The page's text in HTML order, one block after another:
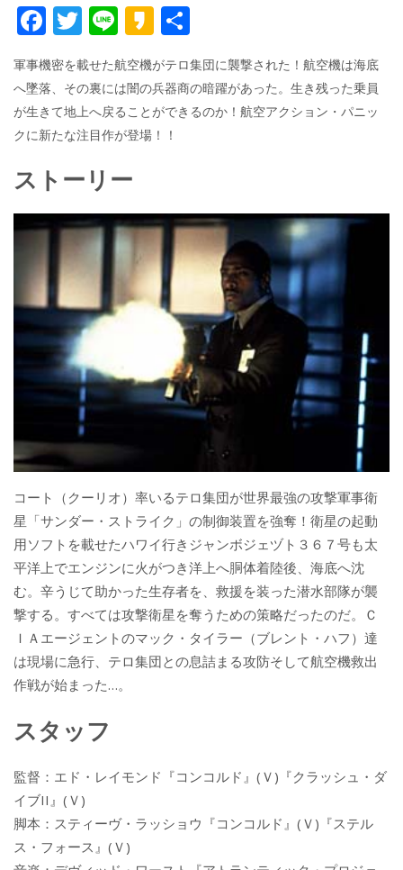
F
ac
e
b
o
o
k
T
w
itt
er
Li
n
e
K
a
k
a
o
有
軍事機密を載せた航空機がテロ集団に襲撃された！航空機は海底
へ墜落、その裏には闇の兵器商の暗躍があった。生き残った乗員
が生きて地上へ戻ることができるのか！航空アクション・パニッ
クに新たな注目作が登場！！
ストーリー
コート（クーリオ）率いるテロ集団が世界最強の攻撃軍事衛
星「サンダー・ストライク」の制御装置を強奪！衛星の起動
用ソフトを載せたハワイ行きジャンボジェヅト３６７号も太
平洋上でエンジンに火がつき洋上へ胴体着陸後、海底へ沈
む。辛うじて助かった生存者を、救援を装った潜水部隊が襲
撃する。すべては攻撃衛星を奪うための策略だったのだ。Ｃ
ＩＡエージェントのマック・タイラー（ブレント・ハフ）達
は現場に急行、テロ集団との息詰まる攻防そして航空機救出
作戦が始まった…。
スタッフ
監督：エド・レイモンド『コンコルド』(Ｖ)『クラッシュ・ダ
イブII』(Ｖ)
脚本：スティーヴ・ラッショウ『コンコルド』(Ｖ)『ステル
ス・フォース』(Ｖ)